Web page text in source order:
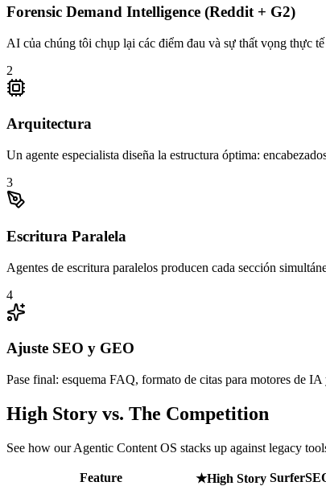
Forensic Demand Intelligence (Reddit + G2)
AI của chúng tôi chụp lại các điểm đau và sự thất vọng thực
2
Arquitectura
Un agente especialista diseña la estructura óptima:
3
Escritura Paralela
Agentes de escritura paralelos producen cada sección
4
Ajuste SEO y GEO
Pase final: esquema FAQ, formato de citas para motores de
High Story vs. The Competition
See how our Agentic Content OS stacks up against legacy
Feature ★High Story